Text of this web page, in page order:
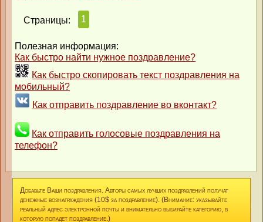
Страницы: 1
Полезная информация:
Как быстро найти нужное поздравление?
Как быстро скопировать текст поздравления на
мобильный?
Как отправить поздравление во вконтакт?
Как отправить голосовые поздравления на
телефон?
Добавьте Ваши поздравления. Авторы самых лучших поздравлений получат
денежные вознаграждения (10$ за поздравление). (Внимание: указывайте
реальный адрес электронной почты и внимательно выбирайте категорию, в
которую попадет поздравление.)